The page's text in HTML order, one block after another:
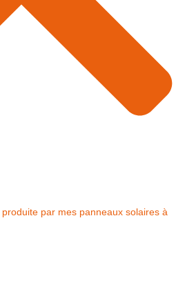
par mes panneaux solaires à